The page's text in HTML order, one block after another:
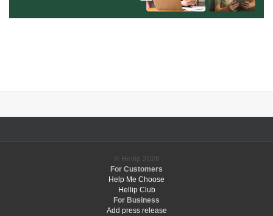
© Hellip 2026
For Customers
Help Me Choose
Hellip Club
For Business
Add press release